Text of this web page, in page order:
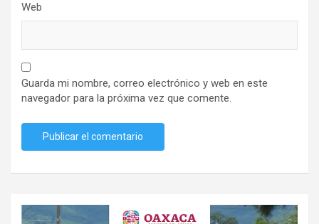
Web
Guarda mi nombre, correo electrónico y web en este
navegador para la próxima vez que comente.